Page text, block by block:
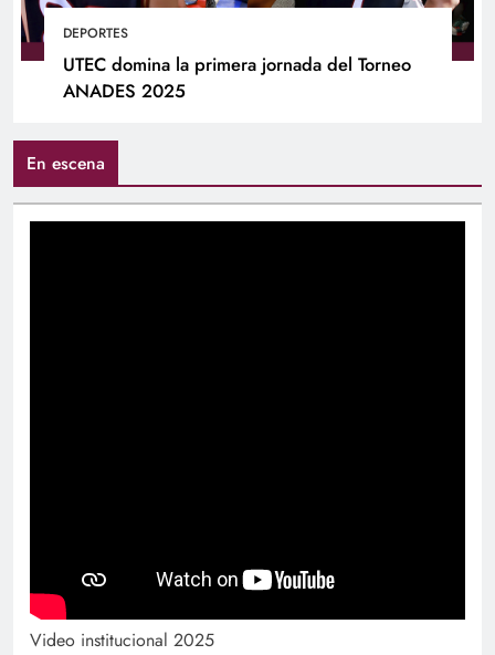
DEPORTES
UTEC domina la primera jornada del Torneo
ANADES 2025
En escena
Video institucional 2025